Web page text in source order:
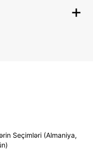
Seçimləri (Almaniya,